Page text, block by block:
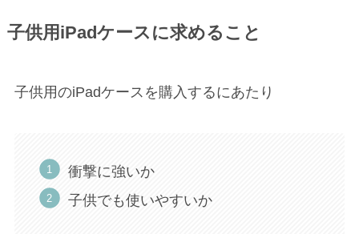
子供用iPadケースに求めること
子供用のiPadケースを購入するにあたり
衝撃に強いか
子供でも使いやすいか